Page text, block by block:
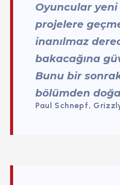
Oyuncular
projelere
inanılmaz
bakacağına
Bunu bir
bölümden
Paul Schnepf,